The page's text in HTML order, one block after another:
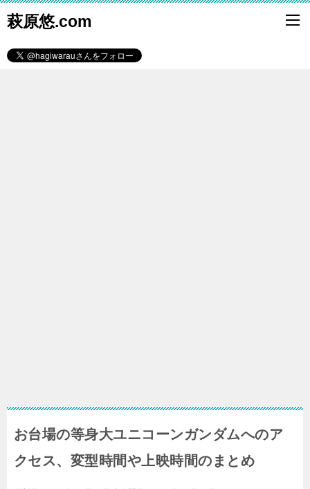
萩原悠.com
お台場の等身大ユニコーンガンダムへのア
クセス、変型時間や上映時間のまとめ